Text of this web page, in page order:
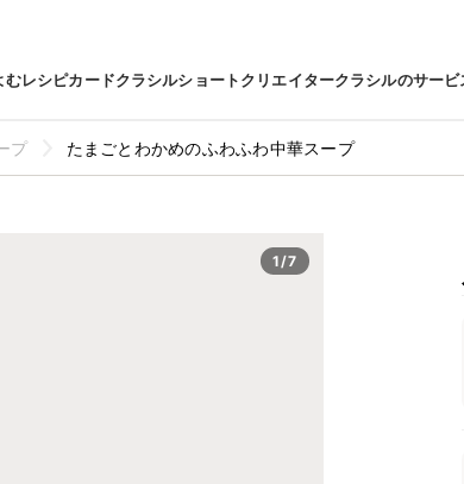
むレシピカードクラシルショートクリエイタークラシルのサービ
プ たまごとわかめのふわふわ中華スープ
1/7